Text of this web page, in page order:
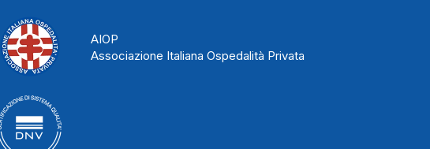
AIOP
Associazione Italiana Ospedalità Privata